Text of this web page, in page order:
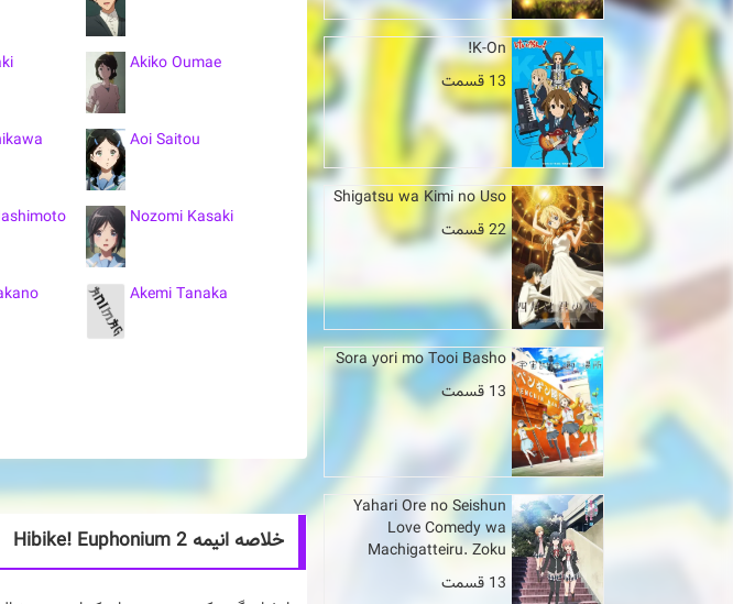
K-On!
13 قسمت
Shigatsu wa Kimi no Uso
22 قسمت
Sora yori mo Tooi Basho
13 قسمت
Yahari Ore no Seishun
Love Comedy wa
Machigatteiru. Zoku
13 قسمت
Akiko Oumae
Aoi Saitou
Nozomi Kasaki
Akemi Tanaka
خلاصه انیمه Hibike! Euphonium 2